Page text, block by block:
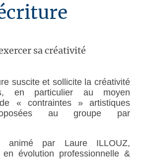
sa créativité
suscite et sollicite la créativité
en particulier au moyen
« contraintes » artistiques
au groupe par
animé par Laure ILLOUZ,
évolution professionnelle &